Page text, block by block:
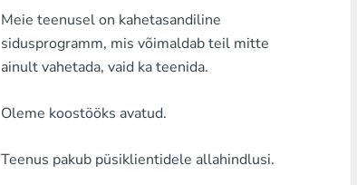
Mistahes Pank KGS
Mistahes Pank UZS
Mistahes pank THB
Meie teenusel on kahetasandiline
sidusprogramm, mis võimaldab teil mitte
ainult vahetada, vaid ka teenida.
Oleme koostööks avatud.
Teenus pakub püsiklientidele allahindlusi.